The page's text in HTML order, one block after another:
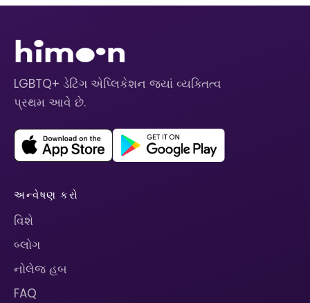
LGBTQ+ ડેટિંગ એપ્લિકેશન જ્યાં વ્યક્તિત્વ
પ્રથમ આવે છે.
અન્વેષણ કરો
વિશે
બ્લોગ
નોલેજ હબ
FAQ